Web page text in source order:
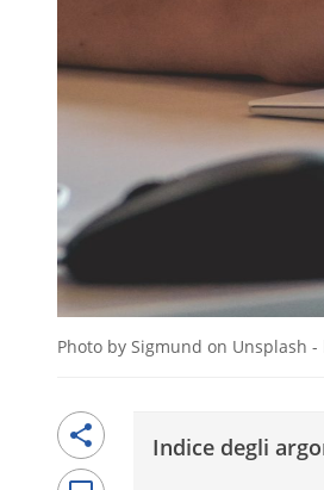
Photo by Sigmund on Unsplash
Indice degli